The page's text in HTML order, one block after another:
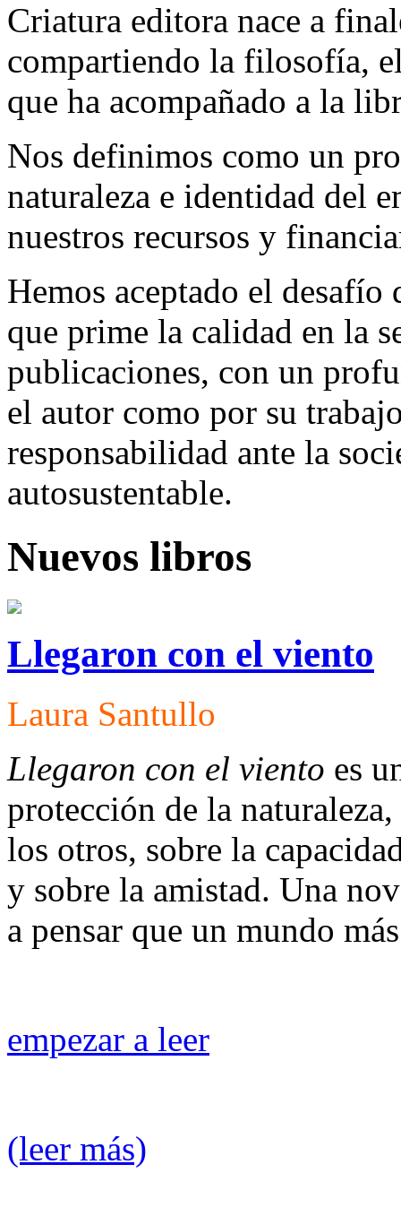
Criatura editora nace a
compartiendo la filosofía,
que ha acompañado a la
Nos definimos como un
naturaleza e identidad del
nuestros recursos y
Hemos aceptado el
que prime la calidad en la
publicaciones, con un
el autor como por su
responsabilidad ante la
autosustentable.
Nuevos libros
Llegaron con el viento
Laura Santullo
Llegaron con el viento es
protección de la
los otros, sobre la
y sobre la amistad. Una
a pensar que un mundo
empezar a leer
(leer más)